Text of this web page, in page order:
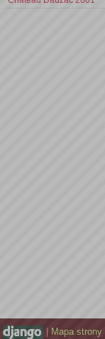
Mapa strony